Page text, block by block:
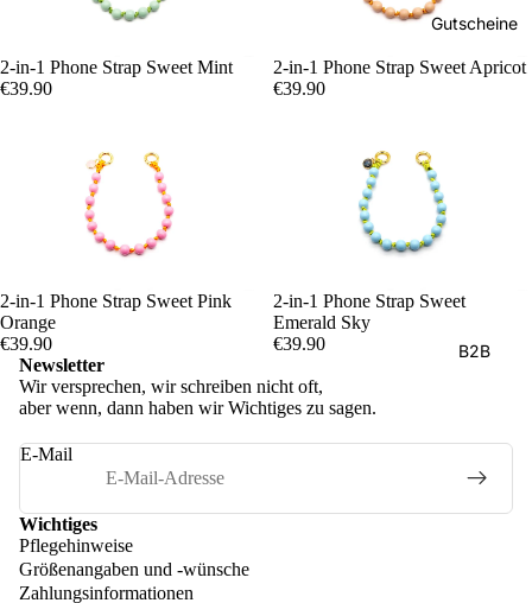
Gutscheine
B2B
2-in-1 Phone Strap Sweet Mint
€39.90
2-in-1 Phone Strap Sweet Apricot
€39.90
2-in-1 Phone Strap Sweet Pink
Orange
€39.90
2-in-1 Phone Strap Sweet
Emerald Sky
€39.90
Newsletter
Wir versprechen, wir schreiben nicht oft,
aber wenn, dann haben wir Wichtiges zu sagen.
E-Mail
Wichtiges
Pflegehinweise
Größenangaben und -wünsche
Zahlungsinformationen